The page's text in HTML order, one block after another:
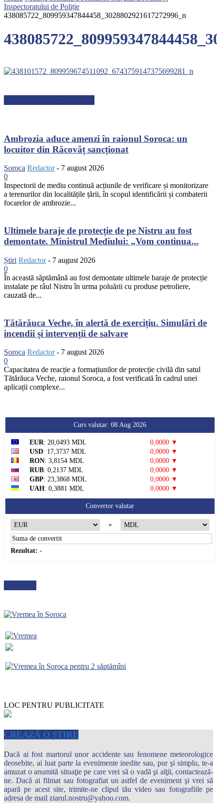
Inspectoratului de Poliție
438085722_809959347844458_3028802921617272996_n
Ambrozia aduce amenzi în raionul Soroca: un
locuitor din Răcovăț sancționat
Soroca Redactor - 7 august 2026
0
Inspectorii de mediu continuă acțiunile de verificare și monitorizare
a terenurilor din localitățile țării, în scopul identificării și combaterii
focarelor de ambrozie...
Ultimele baraje de protecție de pe Nistru au fost
demontate. Ministrul Mediului: „Vom continua...
Știri Redactor - 7 august 2026
0
În această săptămână au fost demontate ultimele baraje de protecție
instalate pe râul Nistru în urma poluării cu produse petroliere,
cauzată de...
Tătărăuca Veche, în alertă de exercițiu. Simulări de
incendii și intervenții de salvare
Soroca Redactor - 7 august 2026
0
Capacitatea de reacție a formațiunilor de protecție civilă din satul
Tătărăuca Veche, raionul Soroca, a fost verificată în cadrul unei
aplicații complexe...
Curs valutar: 08 Aug 2026
EUR: 20,0493 MDL
0,0000 ▼
USD: 17,3737 MDL
0,0000 ▼
RON: 3,8154 MDL
0,0000 ▼
RUB: 0,2137 MDL
0,0000 ▼
GBP: 23,3868 MDL
0,0000 ▼
UAH: 0,3881 MDL 0,0000 ▼
Convertor valutar
»
Rezultat: -
LOC PENTRU PUBLICITATE
CREAZĂ O ȘTIRE
Dacă ai fost martorul unor accidente sau fenomene meteorologice
deosebite, ai luat parte la evenimente inedite sau, pur şi simplu, te-a
amuzat o anumită situaţie pe care vrei să o vadă şi alţii, contactează-
ne. Dacă ai filmat sau fotografiat un astfel de eveniment şi vrei să
apară pe acest site, trimite-ne clipul tău video sau fotografiile pe
adresa de mail ziarul.nostru@yahoo.com.